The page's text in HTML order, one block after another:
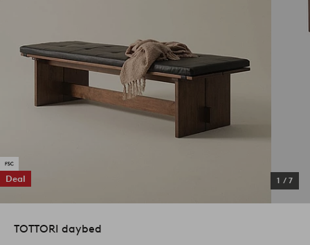
Deal 1 / 7
TOTTORI daybed